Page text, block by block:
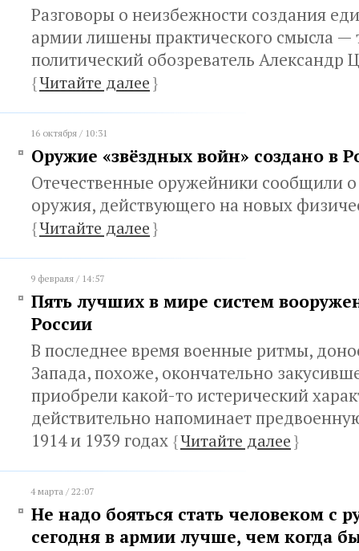
Разговоры о неизбежности создания
армии лишены практического смысла —
политический обозреватель Александр
{Читайте далее}
16 октября / 10:31
Оружие «звёздных войн» создано в
Отечественные оружейники сообщили
оружия, действующего на новых
{Читайте далее}
9 февраля / 14:57
Пять лучших в мире систем
России
В последнее время военные ритмы,
Запада, похоже, окончательно
приобрели какой-то истерический
действительно напоминает
1914 и 1939 годах {Читайте далее}
4 марта / 22:07
Не надо бояться стать человеком с
сегодня в армии лучше, чем когда